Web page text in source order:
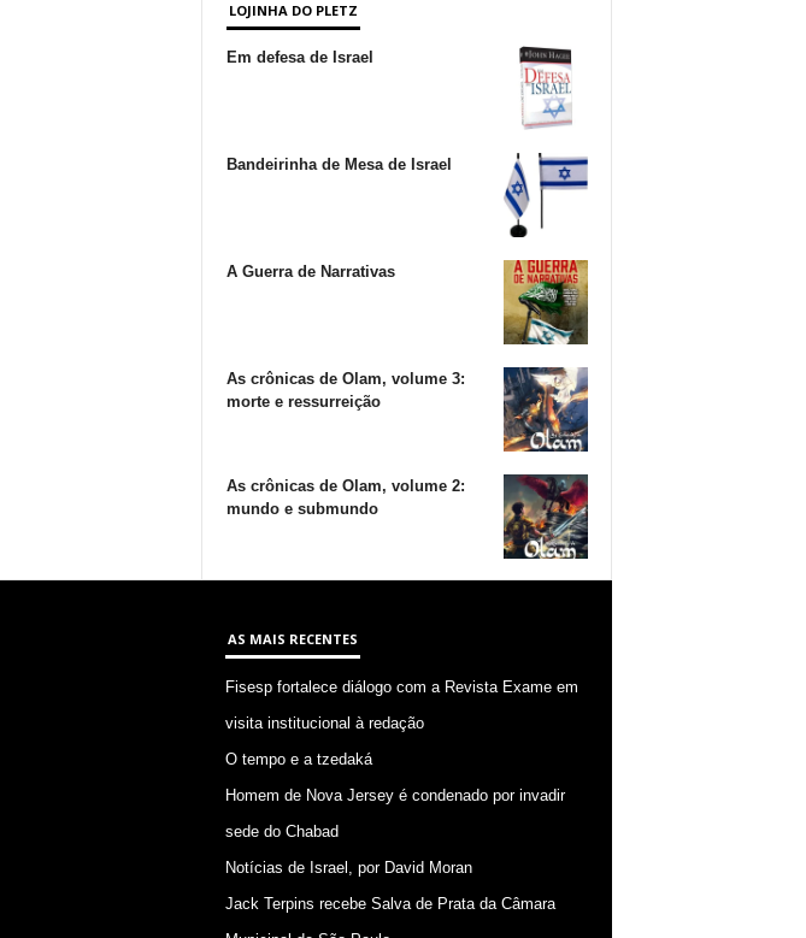
LOJINHA DO PLETZ
Em defesa de Israel
Bandeirinha de Mesa de Israel
A Guerra de Narrativas
As crônicas de Olam, volume 3:
morte e ressurreição
As crônicas de Olam, volume 2:
mundo e submundo
AS MAIS RECENTES
Fisesp fortalece diálogo com a Revista Exame em
visita institucional à redação
O tempo e a tzedaká
Homem de Nova Jersey é condenado por invadir
sede do Chabad
Notícias de Israel, por David Moran
Jack Terpins recebe Salva de Prata da Câmara